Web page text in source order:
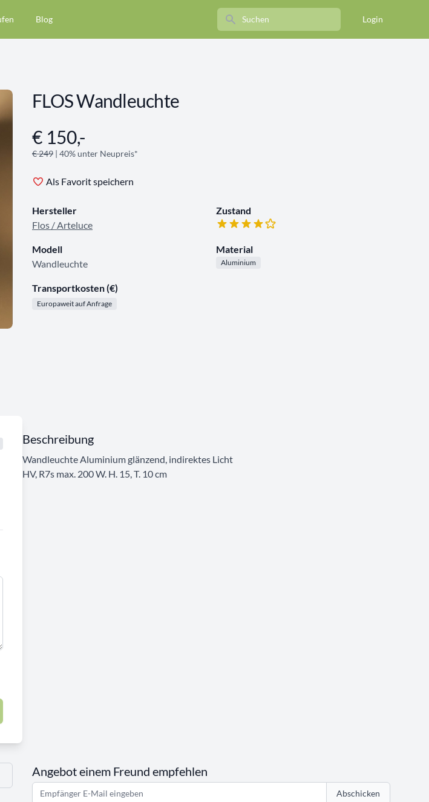
Blog Search Login
FLOS Wandleuchte
Angebotsinformationen
€ 150,-
€ 249 | 40% unter Neupreis*
Als Favorit speichern
Hersteller
Flos / Arteluce
Zustand
Modell
Wandleuchte
Material
Aluminium
Transportkosten (€)
Europaweit auf Anfrage
Beschreibung
Wandleuchte Aluminium glänzend, indirektes Licht
HV, R7s max. 200 W. H. 15, T. 10 cm
Angebot einem Freund empfehlen
Abschicken